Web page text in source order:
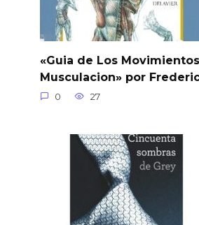
«Guia de Los
Musculacion» por
0 27